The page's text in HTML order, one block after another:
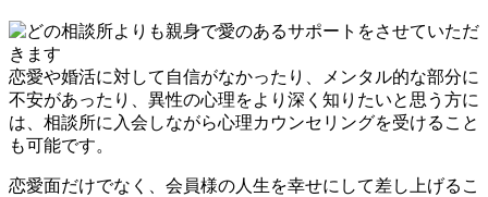
恋愛や婚活に対して自信がなかったり、メンタル的な部分に
不安があったり、異性の心理をより深く知りたいと思う方に
は、相談所に入会しながら心理カウンセリングを受けること
も可能です。
恋愛面だけでなく、会員様の人生を幸せにして差し上げるこ